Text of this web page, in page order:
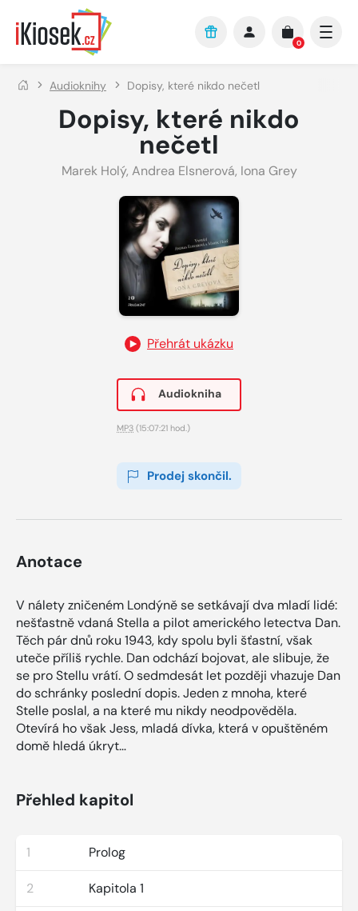
Přejít na hlavní obsah
0
Audioknihy Dopisy, které nikdo nečetl
Dopisy, které nikdo
nečetl
Marek Holý, Andrea Elsnerová, Iona Grey
Přehrát ukázku
Audiokniha
MP3 (15:07:21 hod.)
Prodej skončil.
Anotace
V nálety zničeném Londýně se setkávají dva mladí lidé:
nešťastně vdaná Stella a pilot amerického letectva Dan.
Těch pár dnů roku 1943, kdy spolu byli šťastní, však
uteče příliš rychle. Dan odchází bojovat, ale slibuje, že
se pro Stellu vrátí. O sedmdesát let později vhazuje Dan
do schránky poslední dopis. Jeden z mnoha, které
Stelle poslal, a na které mu nikdy neodpověděla.
Otevírá ho však Jess, mladá dívka, která v opuštěném
domě hledá úkryt…
Přehled kapitol
1 Prolog
2 Kapitola 1